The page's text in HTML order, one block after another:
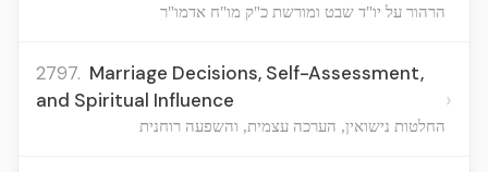
הרהור על יו"ד שבט ומורשת כ"ק מו"ח אדמו"ר
2797. Marriage Decisions, Self-Assessment,
and Spiritual Influence
החלטות נישואין, הערכה עצמית, והשפעה רוחנית
›